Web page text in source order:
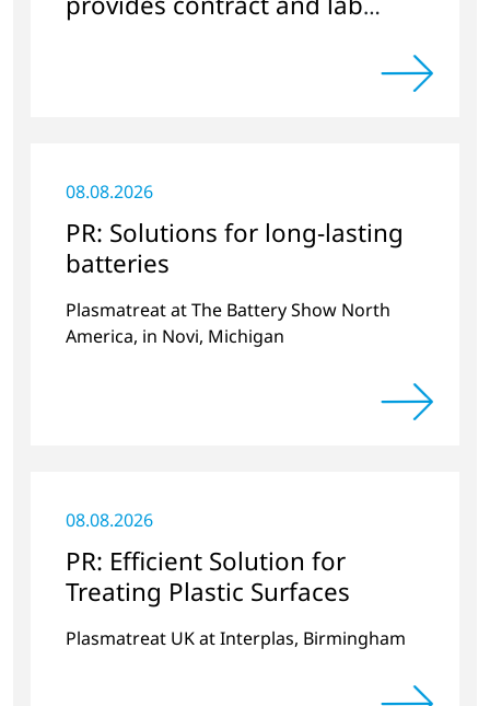
08.08.2026
PR: Solutions for long-lasting
batteries
Plasmatreat at The Battery Show North
America, in Novi, Michigan
08.08.2026
PR: Efficient Solution for
Treating Plastic Surfaces
Plasmatreat UK at Interplas, Birmingham